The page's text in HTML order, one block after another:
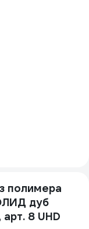
полимера
дуб
8 UHD